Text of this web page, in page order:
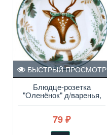
Блюдце-розетка
"Оленёнок" д/варенья,
d=9,4 см h=2,8см
БЫСТРЫЙ ПРОСМОТР
79 ₽